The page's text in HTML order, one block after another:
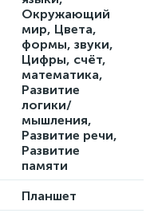
Окружающий
мир, Цвета,
формы, звуки,
Цифры, счёт,
математика,
Развитие
логики/
мышления,
Развитие речи,
Развитие
памяти
Планшет